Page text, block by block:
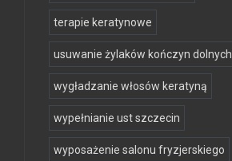
terapie keratynowe
usuwanie żylaków kończyn dolnych
wygładzanie włosów keratyną
wypełnianie ust szczecin
wyposażenie salonu fryzjerskiego